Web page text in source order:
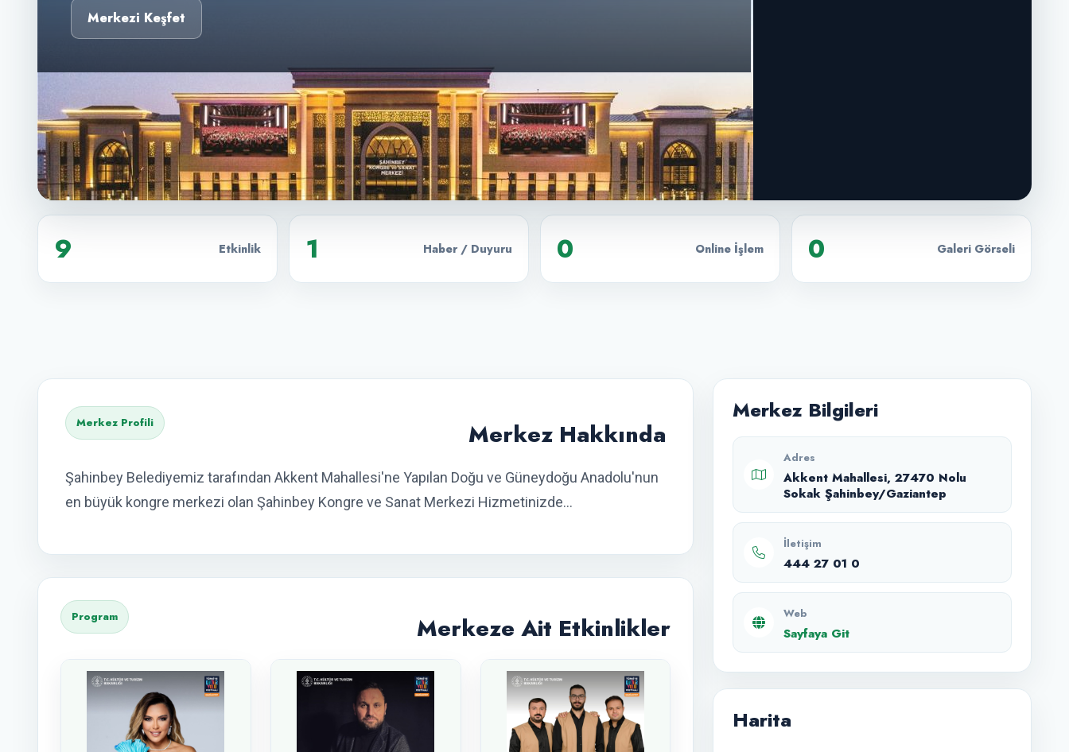
Merkezi Keşfet
9 Etkinlik 1 Haber / Duyuru 0 Online İşlem 0 Galeri Görseli
Merkez Profili Merkez Hakkında
Şahinbey Belediyemiz tarafından Akkent Mahallesi'ne Yapılan Doğu ve Güneydoğu Anadolu'nun
en büyük kongre merkezi olan Şahinbey Kongre ve Sanat Merkezi Hizmetinizde...
Program Merkeze Ait Etkinlikler
Merkez Bilgileri
Adres
Akkent Mahallesi, 27470 Nolu
Sokak Şahinbey/Gaziantep
İletişim
444 27 01 0
Web
Sayfaya Git
Harita